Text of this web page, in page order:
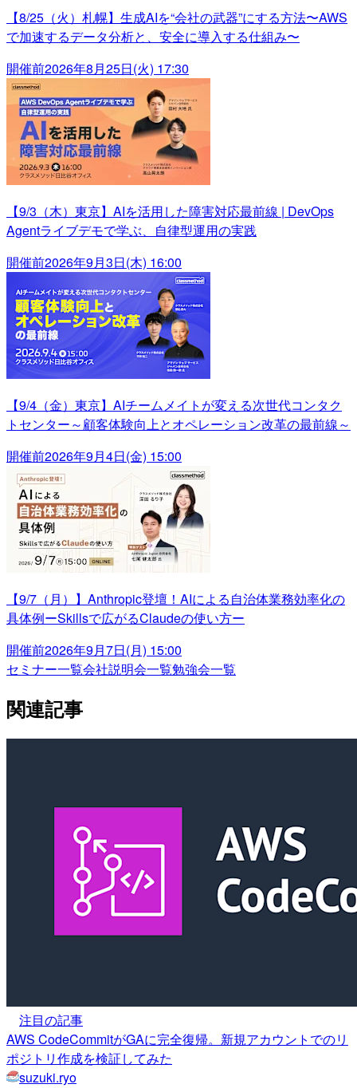
【8/25（火）札幌】生成AIを“会社の武器”にする方法〜AWS
で加速するデータ分析と、安全に導入する仕組み〜
開催前2026年8月25日(火) 17:30
【9/3（木）東京】AIを活用した障害対応最前線 | DevOps
Agentライブデモで学ぶ、自律型運用の実践
開催前2026年9月3日(木) 16:00
【9/4（金）東京】AIチームメイトが変える次世代コンタク
トセンター～顧客体験向上とオペレーション改革の最前線～
開催前2026年9月4日(金) 15:00
【9/7（月）】Anthropic登壇！AIによる自治体業務効率化の
具体例ーSkillsで広がるClaudeの使い方ー
開催前2026年9月7日(月) 15:00
セミナー一覧会社説明会一覧勉強会一覧
関連記事
注目の記事
AWS CodeCommitがGAに完全復帰。新規アカウントでのリ
ポジトリ作成を検証してみた
suzuki.ryo